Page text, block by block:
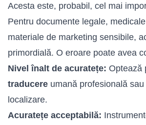
Acesta este, probabil, cel mai
Pentru documente legale,
materiale de marketing sensibile,
primordială. O eroare poate avea
Nivel înalt de acuratețe: Optează
traducere umană profesională
localizare.
Acuratețe acceptabilă: